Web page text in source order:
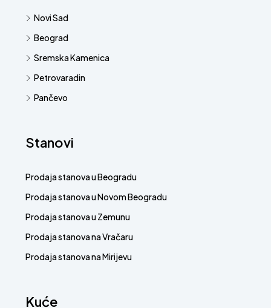
Novi Sad
Beograd
Sremska Kamenica
Petrovaradin
Pančevo
Stanovi
Prodaja stanova u Beogradu
Prodaja stanova u Novom Beogradu
Prodaja stanova u Zemunu
Prodaja stanova na Vračaru
Prodaja stanova na Mirijevu
Kuće